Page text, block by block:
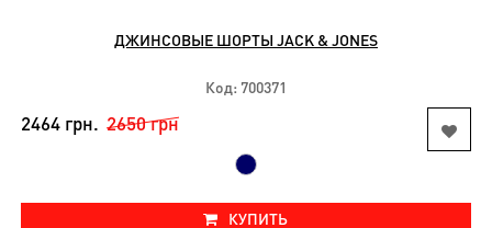
ДЖИНСОВЫЕ ШОРТЫ JACK & JONES
Код: 700371
2464 грн. 2650 грн
КУПИТЬ